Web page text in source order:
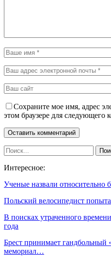
Сохраните мое имя, адрес
этом браузере для следующего
Интересное:
Ученые назвали относительно
Польский велосипедист
В поисках утраченного
года
Брест принимает гандбольный
мемориал…